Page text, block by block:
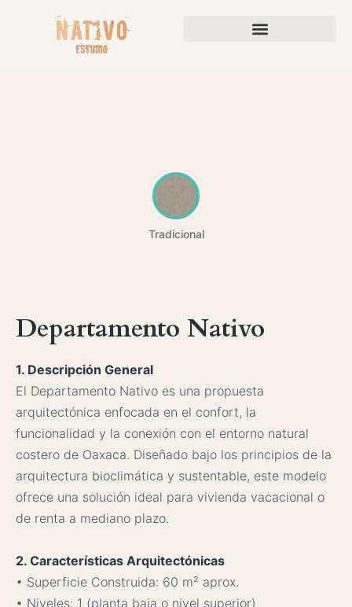
Tradicional
Departamento Nativo
1. Descripción General
El Departamento Nativo es una propuesta
arquitectónica enfocada en el confort, la
funcionalidad y la conexión con el entorno natural
costero de Oaxaca. Diseñado bajo los principios de la
arquitectura bioclimática y sustentable, este modelo
ofrece una solución ideal para vivienda vacacional o
de renta a mediano plazo.
2. Características Arquitectónicas
• Superficie Construida: 60 m² aprox.
• Niveles: 1 (planta baja o nivel superior)